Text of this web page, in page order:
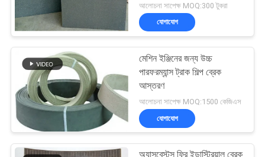
সীল রিং গ্যাসকেট
অ্যাসবেস্টস ফ্রি ব্রেক
আলোচনা সাপেক্ষ MOQ:300 টুকরা
যোগাযোগ
মেশিন ইঞ্জিনের জন্য উচ্চ
পারফরম্যান্স ট্রাক শিল্প ব্রেক
আস্তরণ
আলোচনা সাপেক্ষ MOQ:1500 কেজিএস
যোগাযোগ
অ্যাসবেস্টস ফ্রি ইন্ডাস্ট্রিয়াল ব্রেক